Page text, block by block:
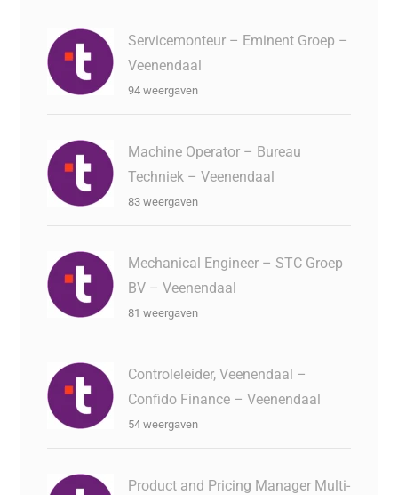
Servicemonteur – Eminent Groep –
Veenendaal
94 weergaven
Machine Operator – Bureau
Techniek – Veenendaal
83 weergaven
Mechanical Engineer – STC Groep
BV – Veenendaal
81 weergaven
Controleleider, Veenendaal –
Confido Finance – Veenendaal
54 weergaven
Product and Pricing Manager Multi-